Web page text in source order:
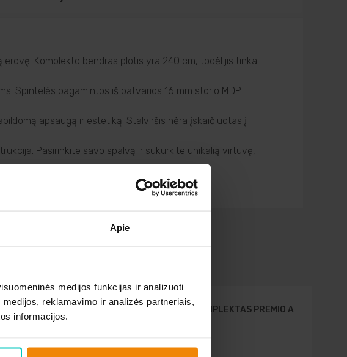
Apie
medijos funkcijas ir analizuoti
reklamavimo ir analizės partneriais,
informacijos.
Komplekto bendras plotis yra 240 cm, todėl jis tinka
Spintelės pagamintos iš patvarios 16 mm storio MDP
apsaugą ir estetiką. Stalviršis nėra įskaičiuotas į
Pasirinkite savo spalvą ir sukurkite unikalią virtuvę,
KOMPLEKTAS PREMIO 1 VIRTUVĖS KOMPLEKTAS PREMIO A